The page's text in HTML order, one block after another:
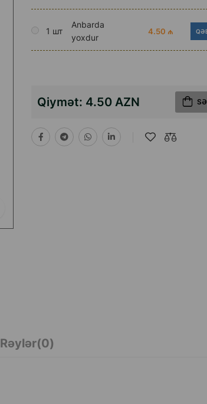
1 шт
Anbarda
yoxdur
4.50 ₼
Qiymət: 4.50 AZN
Rəylər(0)